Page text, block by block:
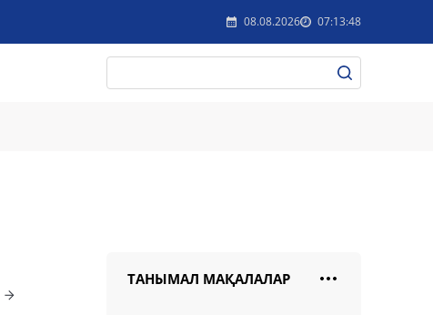
08.08.2026 07:13:48
ТАНЫМАЛ МАҚАЛАЛАР